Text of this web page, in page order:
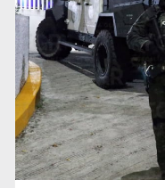
Fiscalía exhuma 126